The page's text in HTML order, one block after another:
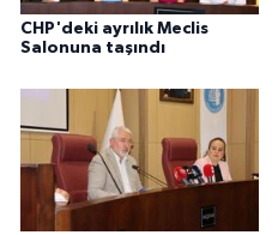
CHP'deki ayrılık Meclis
Salonuna taşındı